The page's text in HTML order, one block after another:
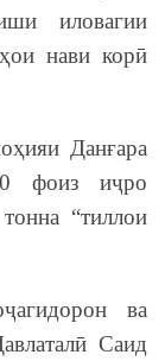
иловагии
нави корӣ
Данғара
фоиз иҷро
“тиллои
ва
Саид